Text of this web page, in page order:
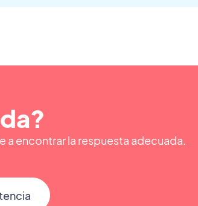
a encontrar la respuesta adecuada.